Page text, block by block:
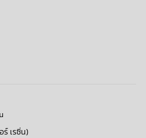
ร์ เรซิ่น)